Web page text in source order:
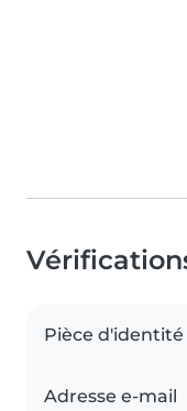
Pièce d'identité
Adresse e-mail